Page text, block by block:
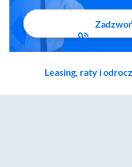
Leasing, raty i